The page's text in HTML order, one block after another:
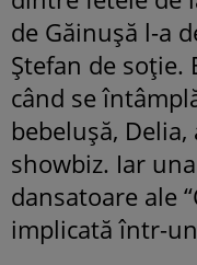
de Găinuşă l-a
Ştefan de soţie.
când se
bebeluşă,
showbiz. Iar
dansatoare ale
implicată într-